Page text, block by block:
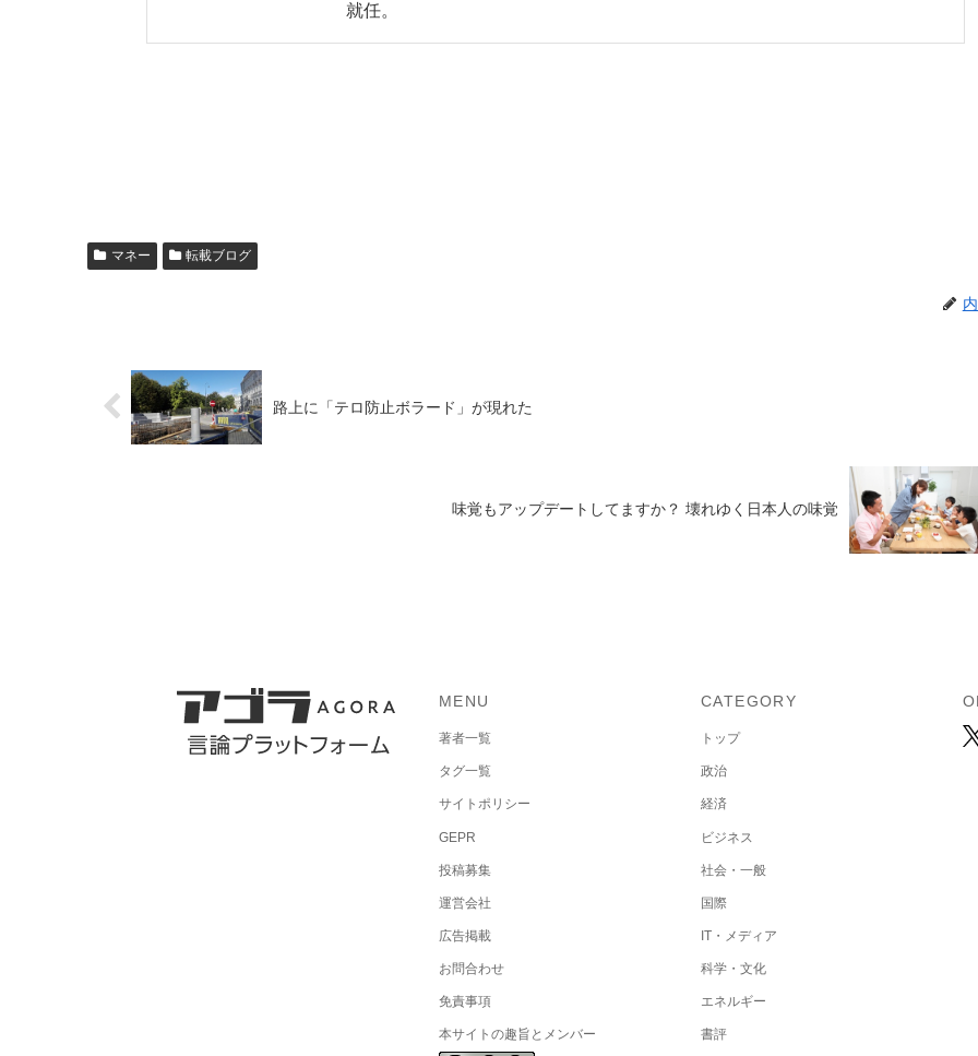
就任。
マネー 転載ブログ
路上に「テロ防止ボラード」が現れた
味覚もアップデートしてますか？ 壊れゆく日本人の味覚
MENU
著者一覧
タグ一覧
サイトポリシー
GEPR
投稿募集
運営会社
広告掲載
お問合わせ
免責事項
本サイトの趣旨とメンバー
CATEGORY
トップ
政治
経済
ビジネス
社会・一般
国際
IT・メディア
科学・文化
エネルギー
書評